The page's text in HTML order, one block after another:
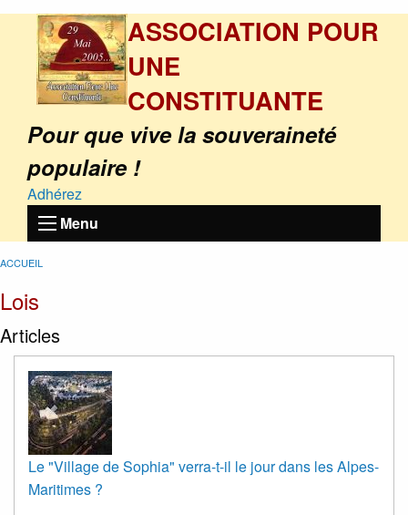
ASSOCIATION POUR
UNE
CONSTITUANTE
Pour que vive la souveraineté
populaire !
Adhérez
Menu
ACCUEIL
Lois
Articles
Le "Village de Sophia" verra-t-il le jour dans les Alpes-
Maritimes ?